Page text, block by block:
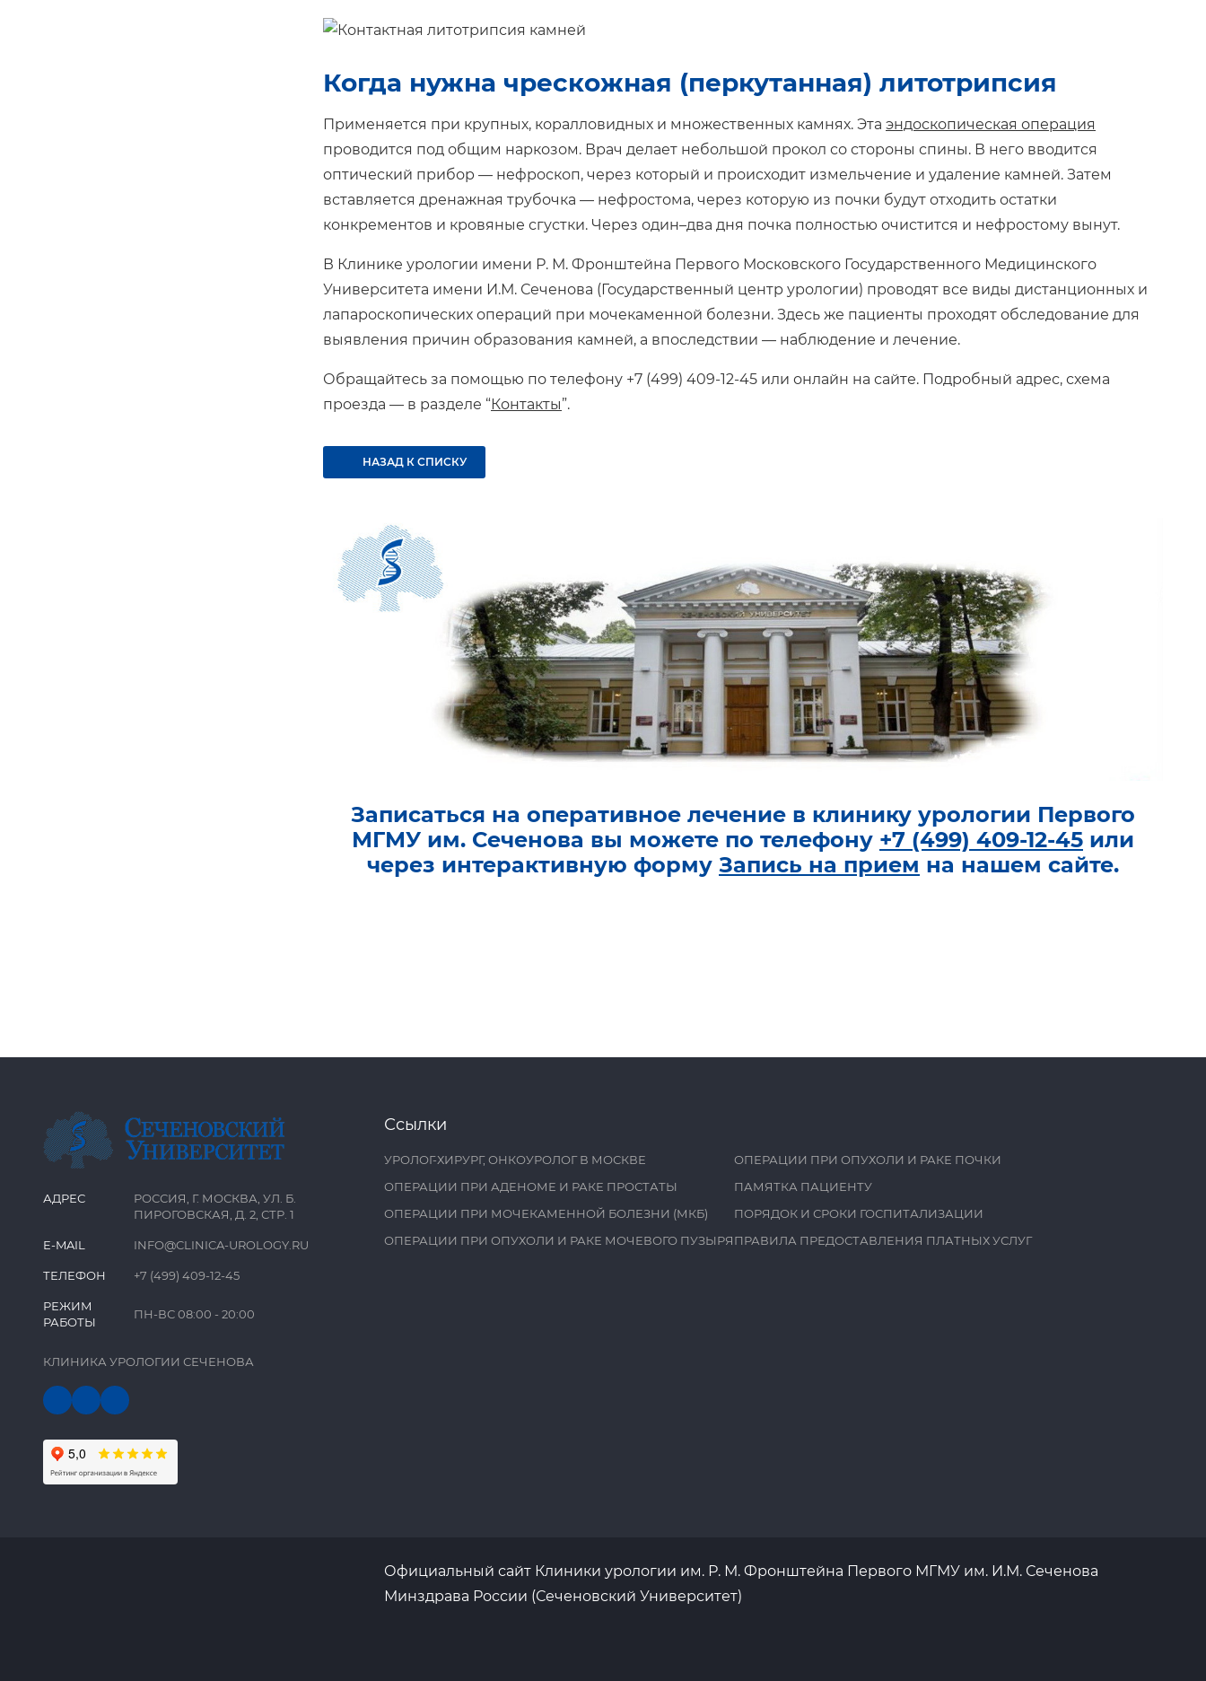
Когда нужна чрескожная (перкутанная) литотрипсия
Применяется при крупных, коралловидных и множественных камнях. Эта эндоскопическая операция
проводится под общим наркозом. Врач делает небольшой прокол со стороны спины. В него вводится
оптический прибор — нефроскоп, через который и происходит измельчение и удаление камней. Затем
вставляется дренажная трубочка — нефростома, через которую из почки будут отходить остатки
конкрементов и кровяные сгустки. Через один–два дня почка полностью очистится и нефростому вынут.
В Клинике урологии имени Р. М. Фронштейна Первого Московского Государственного Медицинского
Университета имени И.М. Сеченова (Государственный центр урологии) проводят все виды дистанционных и
лапароскопических операций при мочекаменной болезни. Здесь же пациенты проходят обследование для
выявления причин образования камней, а впоследствии — наблюдение и лечение.
Обращайтесь за помощью по телефону +7 (499) 409-12-45 или онлайн на сайте. Подробный адрес, схема
проезда — в разделе “Контакты”.
НАЗАД К СПИСКУ
Записаться на оперативное лечение в клинику урологии Первого
МГМУ им. Сеченова вы можете по телефону +7 (499) 409-12-45 или
через интерактивную форму Запись на прием на нашем сайте.
АДРЕС
РОССИЯ, Г. МОСКВА, УЛ. Б.
ПИРОГОВСКАЯ, Д. 2, СТР. 1
E-MAIL INFO@CLINICA-UROLOGY.RU
ТЕЛЕФОН +7 (499) 409-12-45
РЕЖИМ
РАБОТЫ
ПН-ВС 08:00 - 20:00
КЛИНИКА УРОЛОГИИ СЕЧЕНОВА
Ссылки
УРОЛОГ-ХИРУРГ, ОНКОУРОЛОГ В МОСКВЕ
ОПЕРАЦИИ ПРИ АДЕНОМЕ И РАКЕ ПРОСТАТЫ
ОПЕРАЦИИ ПРИ МОЧЕКАМЕННОЙ БОЛЕЗНИ (МКБ)
ОПЕРАЦИИ ПРИ ОПУХОЛИ И РАКЕ МОЧЕВОГО ПУЗЫРЯ
ОПЕРАЦИИ ПРИ ОПУХОЛИ И РАКЕ ПОЧКИ
ПАМЯТКА ПАЦИЕНТУ
ПОРЯДОК И СРОКИ ГОСПИТАЛИЗАЦИИ
ПРАВИЛА ПРЕДОСТАВЛЕНИЯ ПЛАТНЫХ УСЛУГ
Официальный сайт Клиники урологии им. Р. М. Фронштейна Первого МГМУ им. И.М. Сеченова
Минздрава России (Сеченовский Университет)